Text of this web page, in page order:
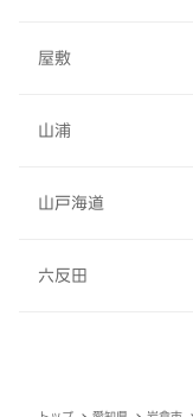
屋敷
山浦
山戸海道
六反田